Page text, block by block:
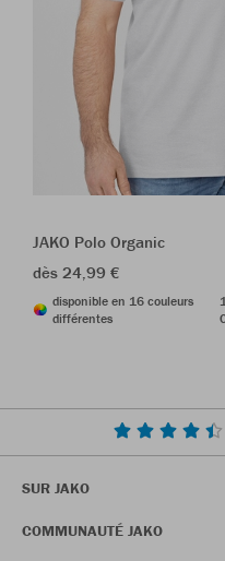
JAKO Polo Organic
dès 24,99 €
disponible en 16 couleurs
différentes
SUR JAKO
COMMUNAUTÉ JAKO